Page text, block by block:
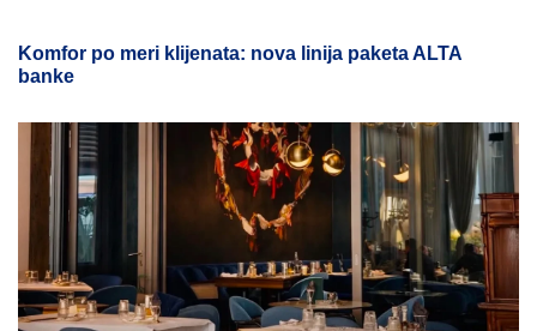
Komfor po meri klijenata: nova linija paketa ALTA
banke